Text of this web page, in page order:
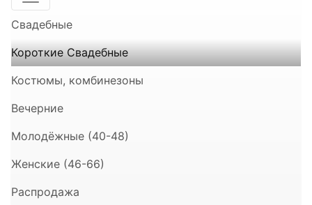
Свадебные
Короткие Свадебные
Костюмы, комбинезоны
Вечерние
Молодёжные (40-48)
Женские (46-66)
Распродажа